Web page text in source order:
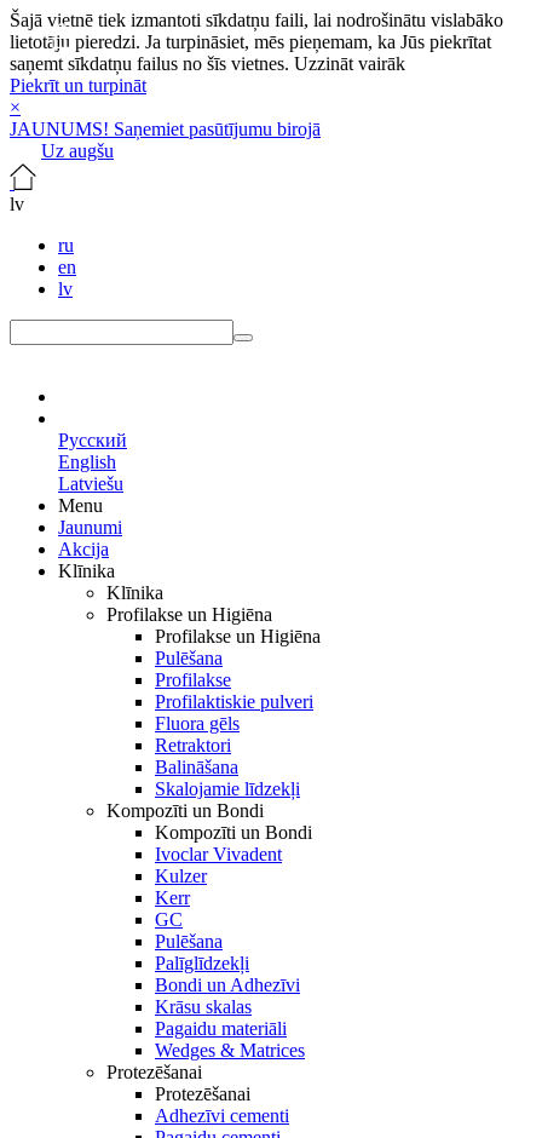
Šajā vietnē tiek izmantoti sīkdatņu faili, lai nodrošinātu vislabāko
lietotāju pieredzi. Ja turpināsiet, mēs pieņemam, ka Jūs piekrītat
saņemt sīkdatņu failus no šīs vietnes. Uzzināt vairāk
Piekrīt un turpināt
×
JAUNUMS! Saņemiet pasūtījumu birojā
Uz augšu
lv
ru
en
lv
Русский
English
Latviešu
Menu
Jaunumi
Akcija
Klīnika
Klīnika
Profilakse un Higiēna
Profilakse un Higiēna
Pulēšana
Profilakse
Profilaktiskie pulveri
Fluora gēls
Retraktori
Balināšana
Skalojamie līdzekļi
Kompozīti un Bondi
Kompozīti un Bondi
Ivoclar Vivadent
Kulzer
Kerr
GC
Pulēšana
Palīglīdzekļi
Bondi un Adhezīvi
Krāsu skalas
Pagaidu materiāli
Wedges & Matrices
Protezēšanai
Protezēšanai
Adhezīvi cementi